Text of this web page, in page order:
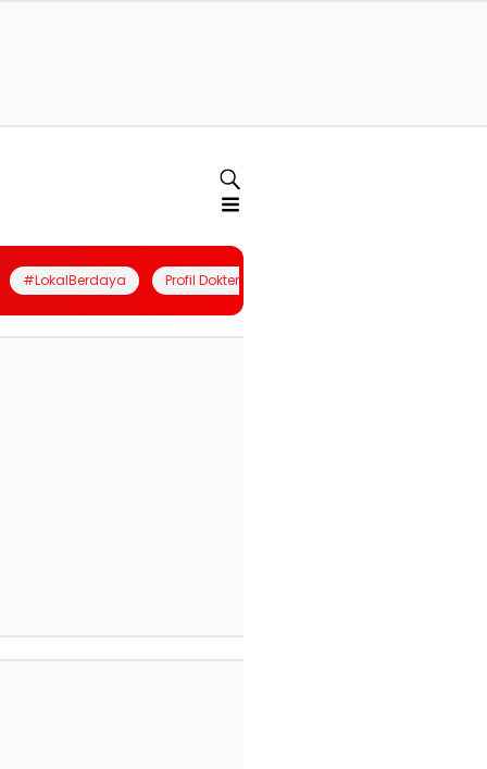
#LokalBerdaya Profil Dokter